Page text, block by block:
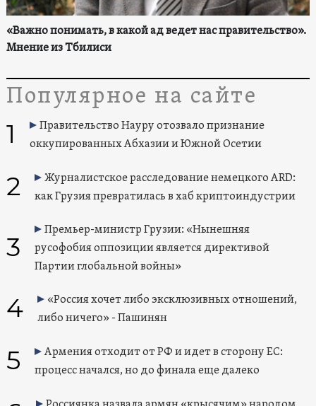
«Важно понимать, в какой ад ведет нас правительство».
Мнение из Тбилиси
Популярное на сайте
1
Правительство Науру отозвало признание
оккупированных Абхазии и Южной Осетии
2
Журналистское расследование немецкого ARD:
как Грузия превратилась в хаб криптоиндустрии
3
Премьер-министр Грузии: «Нынешняя
русофобия оппозиции является директивой
Партии глобальной войны»
4
«Россия хочет либо эксклюзивных отношений,
либо ничего» - Пашинян
5
Армения отходит от РФ и идет в сторону ЕС:
процесс начался, но до финала еще далеко